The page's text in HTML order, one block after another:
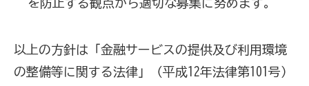
以上の方針は「金融サービスの提供及び利用環境
の整備等に関する法律」（平成12年法律第101号）